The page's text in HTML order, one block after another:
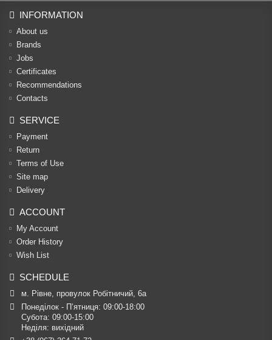
INFORMATION
About us
Brands
Jobs
Certificates
Recommendations
Contacts
SERVICE
Payment
Return
Terms of Use
Site map
Delivery
ACCOUNT
My Account
Order History
Wish List
SCHEDULE
м. Рівне, провулок Робітничий, 6а
Понеділок - П’ятниця: 09:00-18:00
Субота: 09:00-15:00
Неділя: вихідний